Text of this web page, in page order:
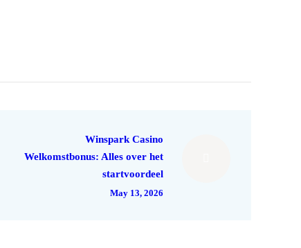
Winspark Casino
Welkomstbonus: Alles over het
startvoordeel
May 13, 2026